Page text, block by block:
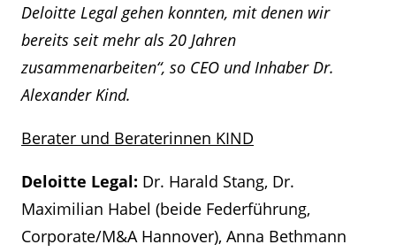
Deloitte Legal gehen konnten, mit denen wir
bereits seit mehr als 20 Jahren
zusammenarbeiten“, so CEO und Inhaber Dr.
Alexander Kind.
Berater und Beraterinnen KIND
Deloitte Legal: Dr. Harald Stang, Dr.
Maximilian Habel (beide Federführung,
Corporate/M&A Hannover), Anna Bethmann